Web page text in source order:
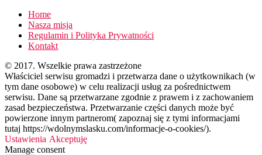
Home
Nasza misja
Regulamin i Polityka Prywatności
Kontakt
© 2017. Wszelkie prawa zastrzeżone
Właściciel serwisu gromadzi i przetwarza dane o użytkownikach (w
tym dane osobowe) w celu realizacji usług za pośrednictwem
serwisu. Dane są przetwarzane zgodnie z prawem i z zachowaniem
zasad bezpieczeństwa. Przetwarzanie części danych może być
powierzone innym partnerom( zapoznaj się z tymi informacjami
tutaj https://wdolnymslasku.com/informacje-o-cookies/).
Ustawienia Akceptuję
Manage consent